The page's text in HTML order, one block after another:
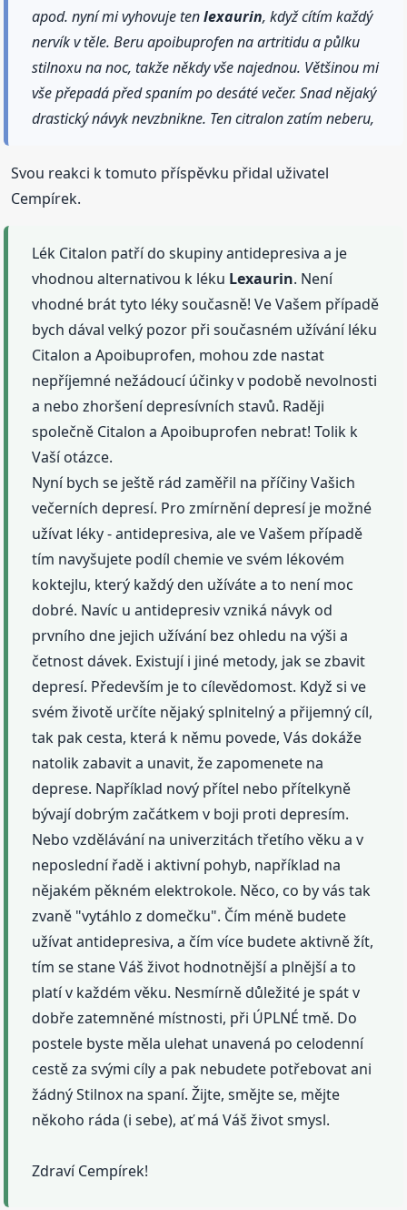
apod. nyní mi vyhovuje tenlexaurin, když cítím každý
nervík v těle. Beru apoibuprofen na artritidu a půlku
stilnoxu na noc, takže někdy vše najednou. Většinou mi
vše přepadá před spaním po desáté večer. Snad nějaký
drastický návyk nevzbnikne. Ten citralon zatím neberu,
Svou reakci k tomuto příspěvku přidal uživatel
Cempírek.
Lék Citalon patří do skupiny antidepresiva a je
vhodnou alternativou k léku Lexaurin. Není
vhodné brát tyto léky současně! Ve Vašem případě
bych dával velký pozor při současném užívání léku
Citalon a Apoibuprofen, mohou zde nastat
nepříjemné nežádoucí účinky v podobě nevolnosti
a nebo zhoršení depresívních stavů. Raději
společně Citalon a Apoibuprofen nebrat! Tolik k
Vaší otázce.
Nyní bych se ještě rád zaměřil na příčiny Vašich
večerních depresí. Pro zmírnění depresí je možné
užívat léky - antidepresiva, ale ve Vašem případě
tím navyšujete podíl chemie ve svém lékovém
koktejlu, který každý den užíváte a to není moc
dobré. Navíc u antidepresiv vzniká návyk od
prvního dne jejich užívání bez ohledu na výši a
četnost dávek. Existují i jiné metody, jak se zbavit
depresí. Především je to cílevědomost. Když si ve
svém životě určíte nějaký splnitelný a přijemný cíl,
tak pak cesta, která k němu povede, Vás dokáže
natolik zabavit a unavit, že zapomenete na
deprese. Například nový přítel nebo přítelkyně
bývají dobrým začátkem v boji proti depresím.
Nebo vzdělávání na univerzitách třetího věku a v
neposlední řadě i aktivní pohyb, například na
nějakém pěkném elektrokole. Něco, co by vás tak
zvaně "vytáhlo z domečku". Čím méně budete
užívat antidepresiva, a čím více budete aktivně žít,
tím se stane Váš život hodnotnější a plnější a to
platí v každém věku. Nesmírně důležité je spát v
dobře zatemněné místnosti, při ÚPLNÉ tmě. Do
postele byste měla ulehat unavená po celodenní
cestě za svými cíly a pak nebudete potřebovat ani
žádný Stilnox na spaní. Žijte, smějte se, mějte
někoho ráda (i sebe), ať má Váš život smysl.
Zdraví Cempírek!